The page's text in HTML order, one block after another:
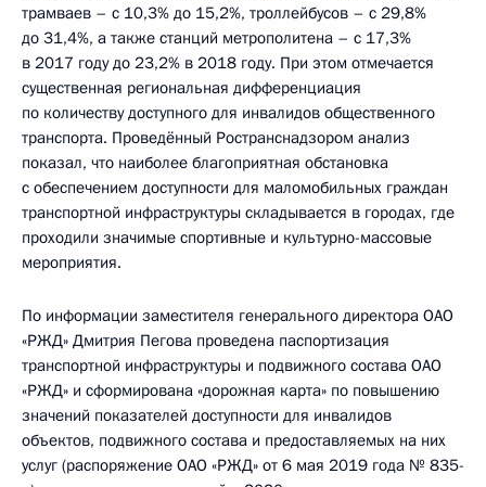
трамваев – с 10,3% до 15,2%, троллейбусов – с 29,8%
до 31,4%, а также станций метрополитена – с 17,3%
в 2017 году до 23,2% в 2018 году. При этом отмечается
существенная региональная дифференциация
по количеству доступного для инвалидов общественного
транспорта. Проведённый Ространснадзором анализ
показал, что наиболее благоприятная обстановка
с обеспечением доступности для маломобильных граждан
транспортной инфраструктуры складывается в городах, где
проходили значимые спортивные и культурно-массовые
мероприятия.
По информации заместителя генерального директора ОАО
«РЖД» Дмитрия Пегова проведена паспортизация
транспортной инфраструктуры и подвижного состава ОАО
«РЖД» и сформирована «дорожная карта» по повышению
значений показателей доступности для инвалидов
объектов, подвижного состава и предоставляемых на них
услуг (распоряжение ОАО «РЖД» от 6 мая 2019 года № 835-